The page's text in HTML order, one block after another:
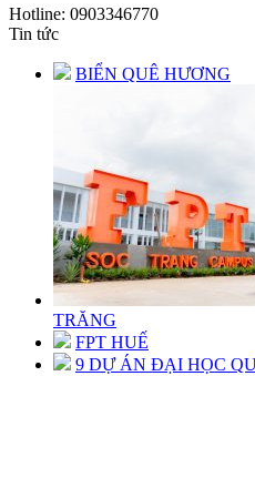
Hotline: 0903346770
Tin tức
BIỂN QUÊ HƯƠNG
TRĂNG
FPT HUẾ
9 DỰ ÁN ĐẠI HỌC